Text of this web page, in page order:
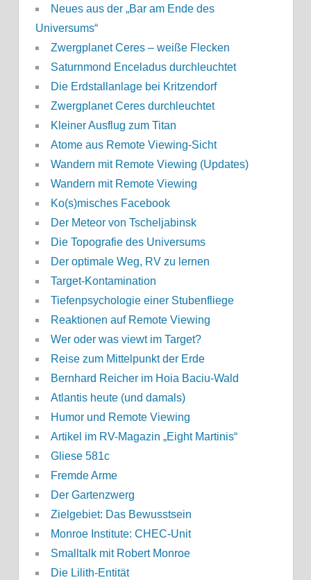
Neues aus der „Bar am Ende des
Universums“
Zwergplanet Ceres – weiße Flecken
Saturnmond Enceladus durchleuchtet
Die Erdstallanlage bei Kritzendorf
Zwergplanet Ceres durchleuchtet
Kleiner Ausflug zum Titan
Atome aus Remote Viewing-Sicht
Wandern mit Remote Viewing (Updates)
Wandern mit Remote Viewing
Ko(s)misches Facebook
Der Meteor von Tscheljabinsk
Die Topografie des Universums
Der optimale Weg, RV zu lernen
Target-Kontamination
Tiefenpsychologie einer Stubenfliege
Reaktionen auf Remote Viewing
Wer oder was viewt im Target?
Reise zum Mittelpunkt der Erde
Bernhard Reicher im Hoia Baciu-Wald
Atlantis heute (und damals)
Humor und Remote Viewing
Artikel im RV-Magazin „Eight Martinis“
Gliese 581c
Fremde Arme
Der Gartenzwerg
Zielgebiet: Das Bewusstsein
Monroe Institute: CHEC-Unit
Smalltalk mit Robert Monroe
Die Lilith-Entität